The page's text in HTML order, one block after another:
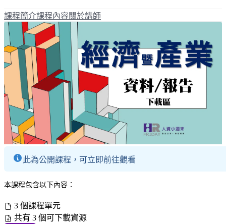
課程簡介課程內容關於講師
此為公開課程，可立即前往觀看
本課程包含以下內容：
3 個課程單元
共有 3 個可下載資源